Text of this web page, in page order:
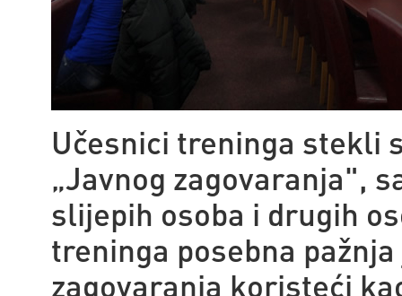
Učesnici treninga stekli
„Javnog zagovaranja",
slijepih osoba i drugih
treninga posebna
zagovaranja koristeći